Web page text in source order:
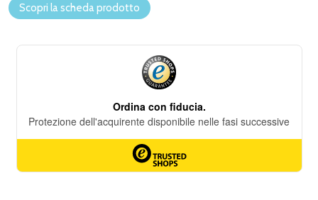
Scopri la scheda prodotto